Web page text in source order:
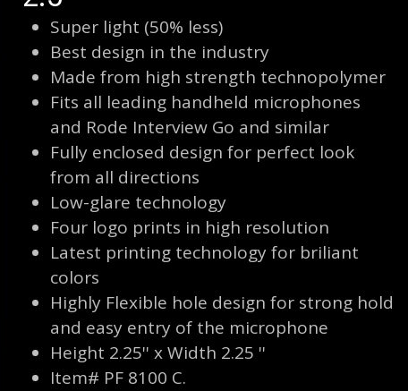
Super light (50% less)
Best design in the industry
Made from high strength technopolymer
Fits all leading handheld microphones
and Rode Interview Go and similar
Fully enclosed design for perfect look
from all directions
Low-glare technology
Four logo prints in high resolution
Latest printing technology for briliant
colors
Highly Flexible hole design for strong hold
and easy entry of the microphone
Height 2.25'' x Width 2.25 ''
Item# PF 8100 C.